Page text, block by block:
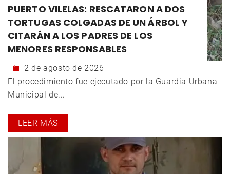
PUERTO VILELAS: RESCATARON A DOS
TORTUGAS COLGADAS DE UN ÁRBOL Y
CITARÁN A LOS PADRES DE LOS
MENORES RESPONSABLES
2 de agosto de 2026
El procedimiento fue ejecutado por la Guardia Urbana
Municipal de...
LEER MÁS